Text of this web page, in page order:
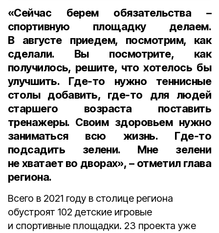
«Сейчас берем обязательства –
спортивную площадку делаем.
В августе приедем, посмотрим, как
сделали. Вы посмотрите, как
получилось, решите, что хотелось бы
улучшить. Где‑то нужно теннисные
столы добавить, где‑то для людей
старшего возраста поставить
тренажеры. Своим здоровьем нужно
заниматься всю жизнь. Где‑то
подсадить зелени. Мне зелени
не хватает во дворах», – отметил глава
региона.
Всего в 2021 году в столице региона
обустроят 102 детские игровые
и спортивные площадки. 23 проекта уже